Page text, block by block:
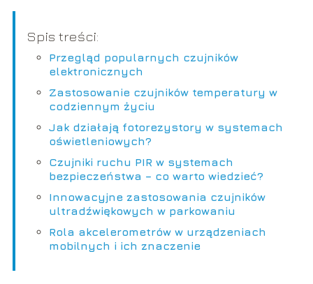
Spis treści:
Przegląd popularnych czujników
elektronicznych
Zastosowanie czujników temperatury w
codziennym życiu
Jak działają fotorezystory w systemach
oświetleniowych?
Czujniki ruchu PIR w systemach
bezpieczeństwa – co warto wiedzieć?
Innowacyjne zastosowania czujników
ultradźwiękowych w parkowaniu
Rola akcelerometrów w urządzeniach
mobilnych i ich znaczenie